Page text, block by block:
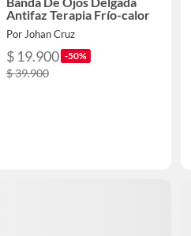
Antifaz Terapia Frío-calor
Por Johan Cruz
$ 19.900 -50%
$ 39.900